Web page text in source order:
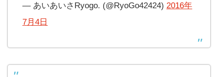
— あいあいさRyogo. (@RyoGo42424) 2016年
7月4日